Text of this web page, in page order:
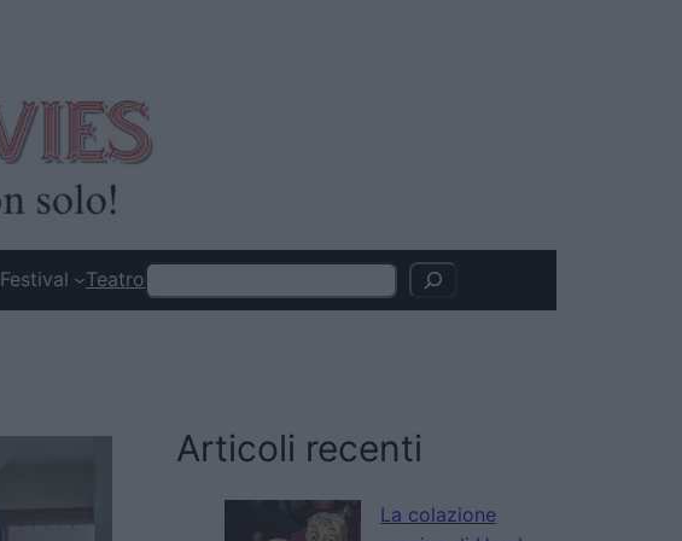
Festival TeatroSearch
Articoli recenti
La colazione